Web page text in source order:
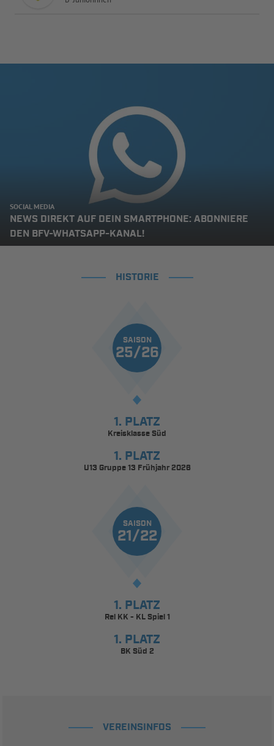
SOCIAL MEDIA
NEWS DIREKT AUF DEIN SMARTPHONE: ABONNIERE
DEN BFV-WHATSAPP-KANAL!
HISTORIE
SAISON
25/26
1. PLATZ
Kreisklasse Süd
1. PLATZ
U13 Gruppe 13 Frühjahr 2026
SAISON
21/22
1. PLATZ
Rel KK - KL Spiel 1
1. PLATZ
BK Süd 2
VEREINSINFOS